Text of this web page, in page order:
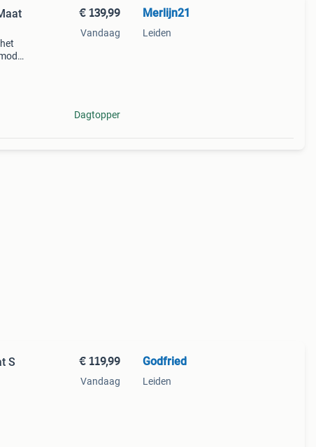
€ 139,99
Vandaag
Dagtopper
Merlijn21
Leiden
S € 119,99
Vandaag
Godfried
Leiden